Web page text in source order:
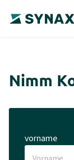
Nimm
vorname